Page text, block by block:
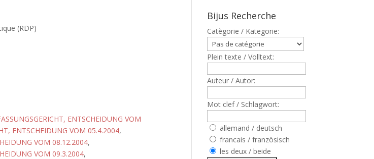
(RDP)
ENTSCHEIDUNG VOM
ENTSCHEIDUNG VOM 05.4.2004,
VOM 08.12.2004,
VOM 09.3.2004,
Bijus Recherche
Catègorie / Kategorie:
Plein texte / Volltext:
Auteur / Autor:
Mot clef / Schlagwort:
allemand / deutsch
francais / französisch
les deux / beide